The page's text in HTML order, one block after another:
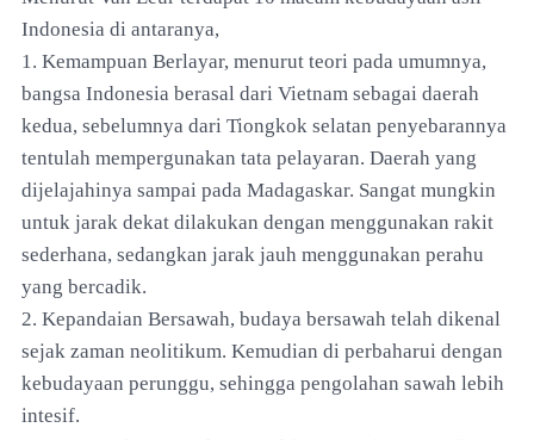
Indonesia di antaranya,
1. Kemampuan Berlayar, menurut teori pada umumnya,
bangsa Indonesia berasal dari Vietnam sebagai daerah
kedua, sebelumnya dari Tiongkok selatan penyebarannya
tentulah mempergunakan tata pelayaran. Daerah yang
dijelajahinya sampai pada Madagaskar. Sangat mungkin
untuk jarak dekat dilakukan dengan menggunakan rakit
sederhana, sedangkan jarak jauh menggunakan perahu
yang bercadik.
2. Kepandaian Bersawah, budaya bersawah telah dikenal
sejak zaman neolitikum. Kemudian di perbaharui dengan
kebudayaan perunggu, sehingga pengolahan sawah lebih
intesif.